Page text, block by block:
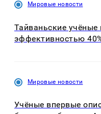
Мировые новости
Тайваньские
эффективностью
Мировые новости
Учёные впервые